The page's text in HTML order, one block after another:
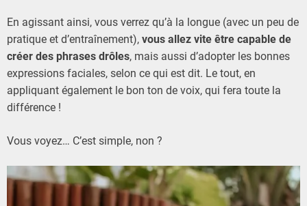
En agissant ainsi, vous verrez qu’à la longue (avec un peu de
pratique et d’entraînement), vous allez vite être capable de
créer des phrases drôles, mais aussi d’adopter les bonnes
expressions faciales, selon ce qui est dit. Le tout, en
appliquant également le bon ton de voix, qui fera toute la
différence !
Vous voyez… C’est simple, non ?